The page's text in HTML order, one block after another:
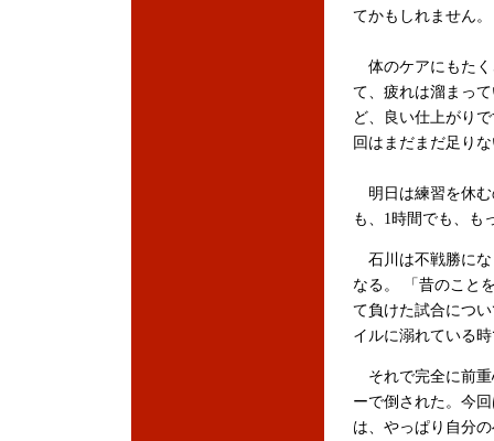
てかもしれません。
体のケアにもたく
て、疲れは溜まっ
ど、良い仕上がり
回はまだまだ足り
明日は練習を休む
も、1時間でも、も
石川は不戦勝にな
なる。 「昔のこと
て負けた試合につ
イルに溺れている
それで完全に前重
ーで倒された。今
は、やっぱり自分